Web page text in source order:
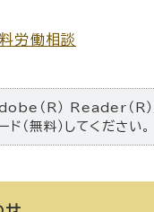
労働相談
（R） Reader（R
（無料）してください。